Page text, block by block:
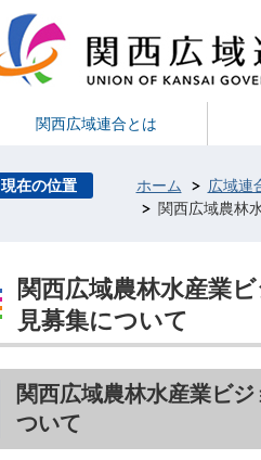
関西広域連合とは
現在の位置 ホーム 広域連
関西広域農林
関西広域農林水産業
見募集について
関西広域農林水産業ビ
ついて